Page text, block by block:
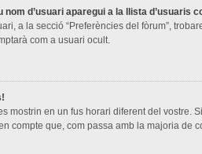
nom d’usuari aparegui a la llista d’usuaris
a la secció “Preferències del fòrum”,
com a usuari ocult.
mostrin en un fus horari diferent del vostre.
compte que, com passa amb la majoria